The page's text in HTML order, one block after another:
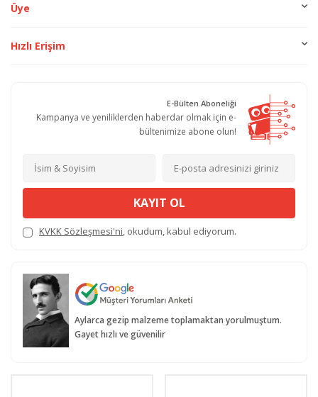
Üye
Hızlı Erişim
E-Bülten Aboneliği
Kampanya ve yeniliklerden haberdar olmak için e-
bültenimize abone olun!
KAYIT OL
KVKK Sözleşmesi'ni, okudum, kabul ediyorum.
Aylarca gezip malzeme toplamaktan yorulmuştum.
Gayet hızlı ve güvenilir